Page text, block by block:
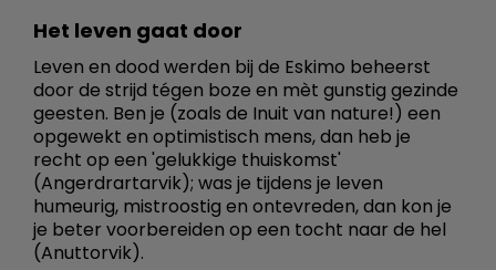
Het leven gaat door
Leven en dood werden bij de Eskimo beheerst
door de strijd tégen boze en mèt gunstig gezinde
geesten. Ben je (zoals de Inuit van nature!) een
opgewekt en optimistisch mens, dan heb je
recht op een 'gelukkige thuiskomst'
(Angerdrartarvik); was je tijdens je leven
humeurig, mistroostig en ontevreden, dan kon je
je beter voorbereiden op een tocht naar de hel
(Anuttorvik).